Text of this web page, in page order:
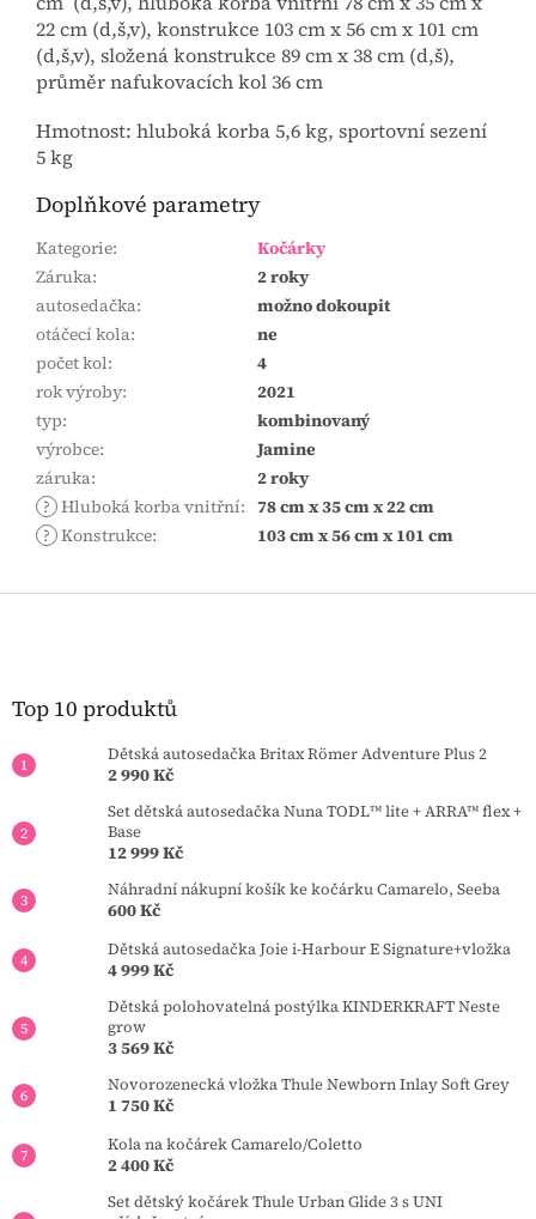
22 cm (d,š,v), konstrukce 103 cm x 56 cm x 101 cm
(d,š,v), složená konstrukce 89 cm x 38 cm (d,š),
průměr nafukovacích kol 36 cm
Hmotnost: hluboká korba 5,6 kg, sportovní sezení
5 kg
Doplňkové parametry
Kategorie:
Kočárky
Záruka:
2 roky
autosedačka:
možno dokoupit
otáčecí kola:
ne
počet kol:
4
rok výroby:
2021
typ:
kombinovaný
výrobce:
Jamine
záruka:
2 roky
? Hluboká korba vnitřní: 78 cm x 35 cm x 22 cm
? Konstrukce: 103 cm x 56 cm x 101 cm
Z
Top 10 produktů
Dětská autosedačka Britax Römer Adventure Plus 2
2 990 Kč
Set dětská autosedačka Nuna TODL™ lite + ARRA™ flex +
Base
12 999 Kč
Náhradní nákupní košík ke kočárku Camarelo, Seeba
600 Kč
Dětská autosedačka Joie i-Harbour E Signature+vložka
4 999 Kč
Dětská polohovatelná postýlka KINDERKRAFT Neste
grow
3 569 Kč
Novorozenecká vložka Thule Newborn Inlay Soft Grey
1 750 Kč
Kola na kočárek Camarelo/Coletto
2 400 Kč
Set dětský kočárek Thule Urban Glide 3 s UNI